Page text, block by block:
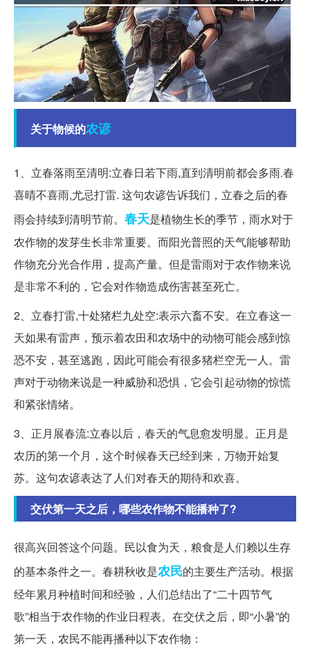
关于物候的农谚
1、立春落雨至清明:立春日若下雨,直到清明前都会多雨.春
喜晴不喜雨,尤忌打雷. 这句农谚告诉我们，立春之后的春
雨会持续到清明节前。 春天是植物生长的季节，雨水对于
农作物的发芽生长非常重要。而阳光普照的天气能够帮助
作物充分光合作用，提高产量。但是雷雨对于农作物来说
是非常不利的，它会对作物造成伤害甚至死亡。
2、立春打雷,十处猪栏九处空:表示六畜不安。在立春这一
天如果有雷声，预示着农田和农场中的动物可能会感到惊
恐不安，甚至逃跑，因此可能会有很多猪栏空无一人。雷
声对于动物来说是一种威胁和恐惧，它会引起动物的惊慌
和紧张情绪。
3、正月展春流:立春以后，春天的气息愈发明显。正月是
农历的第一个月，这个时候春天已经到来，万物开始复
苏。这句农谚表达了人们对春天的期待和欢喜。
交伏第一天之后，哪些农作物不能播种了?
很高兴回答这个问题。民以食为天，粮食是人们赖以生存
的基本条件之一。春耕秋收是农民的主要生产活动。根据
经年累月种植时间和经验，人们总结出了“二十四节气
歌”相当于农作物的作业日程表。在交伏之后，即“小暑”的
第一天，农民不能再播种以下农作物：